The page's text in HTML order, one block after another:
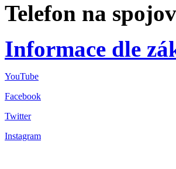
Telefon na
Informace dle
YouTube
Facebook
Twitter
Instagram